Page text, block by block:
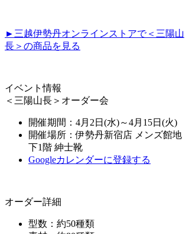
►三越伊勢丹オンラインストアで＜三陽山
長＞の商品を見る
イベント情報
＜三陽山長＞オーダー会
開催期間：4月2日(水)～4月15日(火)
開催場所：伊勢丹新宿店 メンズ館地
下1階 紳士靴
Googleカレンダーに登録する
オーダー詳細
型数：約50種類